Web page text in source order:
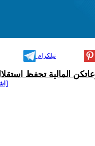
تيلكرام
المالية تحفظ